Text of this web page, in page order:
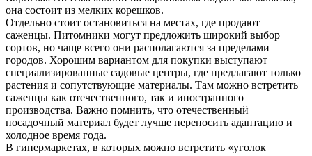
она состоит из мелких корешков.
Отдельно стоит остановиться на местах, где продают
саженцы. Питомники могут предложить широкий выбор
сортов, но чаще всего они располагаются за пределами
городов. Хорошим вариантом для покупки выступают
специализированные садовые центры, где предлагают только
растения и сопутствующие материалы. Там можно встретить
саженцы как отечественного, так и иностранного
производства. Важно помнить, что отечественный
посадочный материал будет лучше переносить адаптацию и
холодное время года.
В гипермаркетах, в которых можно встретить «уголок